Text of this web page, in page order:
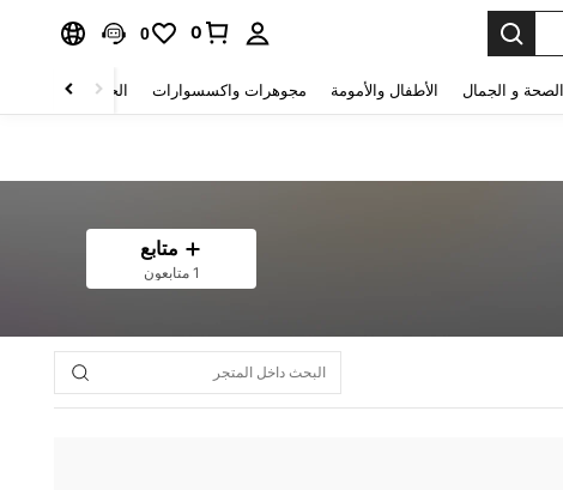
0
0
الصحة و الجمال الأطفال والأمومة مجوهرات واكسسوارات الحقائب والأمتعة
متابع
1 متابعون